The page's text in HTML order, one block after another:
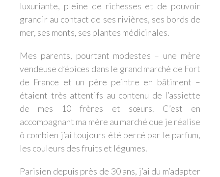
bien-être - Gratuit
luxuriante, pleine de richesses et de pouvoir
grandir au contact de ses rivières, ses bords de
mer, ses monts, ses plantes médicinales.
Mes parents, pourtant modestes – une mère
vendeuse d’épices dans le grand marché de Fort
de France et un père peintre en bâtiment –
étaient très attentifs au contenu de l’assiette
de mes 10 frères et sœurs. C’est en
accompagnant ma mère au marché que je réalise
ô combien j’ai toujours été bercé par le parfum,
les couleurs des fruits et légumes.
Parisien depuis près de 30 ans, j’ai du m’adapter